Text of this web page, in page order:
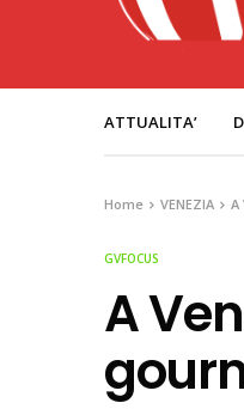
ATTUALITA’
Home VENEZIA A
GVFOCUS
A